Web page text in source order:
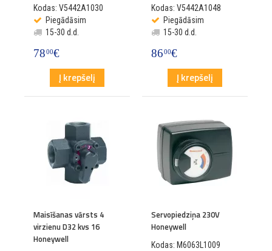
Kodas: V5442A1030
Piegādāsim
15-30 d.d.
7800€
Į krepšelį
Kodas: V5442A1048
Piegādāsim
15-30 d.d.
8600€
Į krepšelį
Maisīšanas vārsts 4
virzienu D32 kvs 16
Honeywell
Servopiedziņa 230V
Honeywell
Kodas: M6063L1009